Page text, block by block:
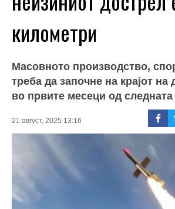
километри
Масовното производство,
треба да започне на крајот на
во првите месеци од следната
21 август, 2025 13:16